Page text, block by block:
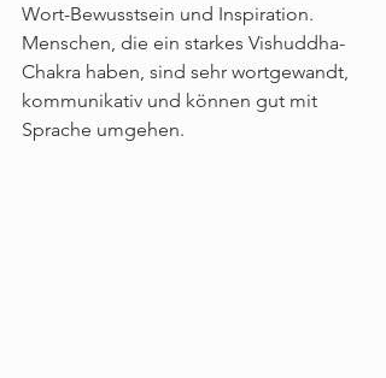
Wort-Bewusstsein und Inspiration.
Menschen, die ein starkes Vishuddha-
Chakra haben, sind sehr wortgewandt,
kommunikativ und können gut mit
Sprache umgehen.